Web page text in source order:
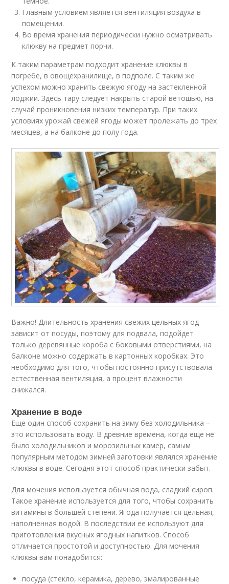
Главным условием является вентиляция воздуха в
помещении.
Во время хранения периодически нужно осматривать
клюкву на предмет порчи.
К таким параметрам подходит хранение клюквы в
погребе, в овощехранилище, в подполе. С таким же
успехом можно хранить свежую ягоду на застекленной
лоджии. Здесь тару следует накрыть старой ветошью, на
случай проникновения низких температур. При таких
условиях урожай свежей ягоды может пролежать до трех
месяцев, а на балконе до полу года.
Важно! Длительность хранения свежих цельных ягод
зависит от посуды, поэтому для подвала, подойдет
только деревянные короба с боковыми отверстиями, на
балконе можно содержать в картонных коробках. Это
необходимо для того, чтобы постоянно присутствовала
естественная вентиляция, а процент влажности
снижался.
Хранение в воде
Еще один способ сохранить на зиму без холодильника –
это использовать воду. В древние времена, когда еще не
было холодильников и морозильных камер, самым
популярным методом зимней заготовки являлся хранение
клюквы в воде. Сегодня этот способ практически забыт.
Для мочения используется обычная вода, сладкий сироп.
Такое хранение используется для того, чтобы сохранить
витамины в большей степени. Ягода получается цельная,
наполненная водой. В последствии ее используют для
приготовления вкусных ягодных напитков. Способ
отличается простотой и доступностью. Для мочения
клюквы вам понадобится:
посуда (стекло, керамика, дерево, эмалированные